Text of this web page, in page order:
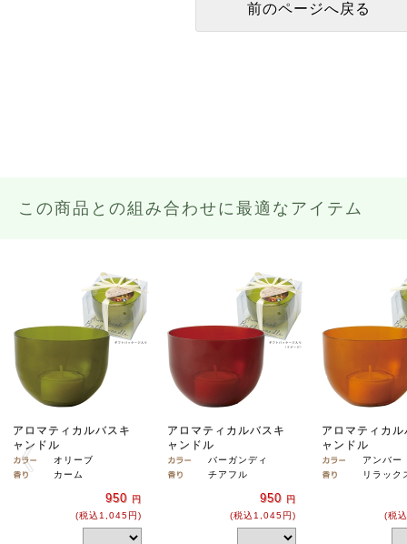
この商品との組み合わせに最適なアイテム
アロマティカルバスキ
ャンドル
オリーブ
カーム
950 円
(税込1,045円)
アロマティカルバスキ
ャンドル
バーガンディ
チアフル
950 円
(税込1,045円)
アロマティカ
ャンドル
アンバー
リラック
(税